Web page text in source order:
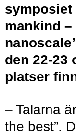
symposiet
mankind
den 22-23
platser
– Talarna
the best”.